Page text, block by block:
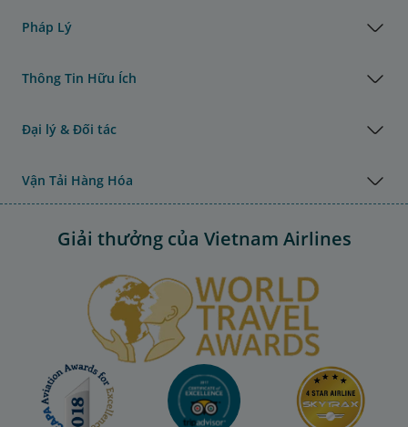
Pháp Lý
Thông Tin Hữu Ích
Đại lý & Đối tác
Vận Tải Hàng Hóa
Giải thưởng của Vietnam Airlines